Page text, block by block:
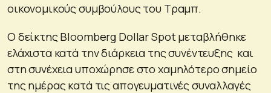
οικονομικούς συμβούλους του Τραμπ.
Ο δείκτης Bloomberg Dollar Spot μεταβλήθηκε
ελάχιστα κατά την διάρκεια της συνέντευξης και
στη συνέχεια υποχώρησε στο χαμηλότερο σημείο
της ημέρας κατά τις απογευματινές συναλλαγές